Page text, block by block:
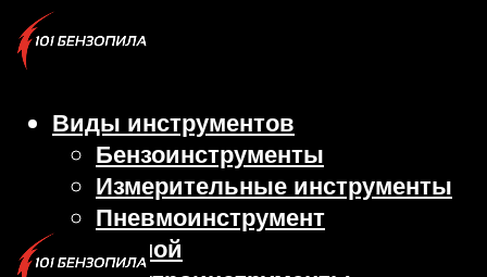
Виды инструментов
Бензоинструменты
Измерительные инструменты
Пневмоинструмент
Ручной